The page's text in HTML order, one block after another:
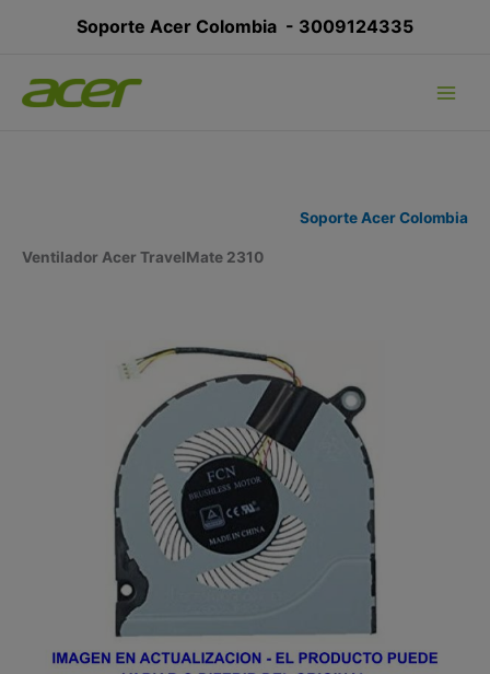
Soporte Acer Colombia - 3009124335
Soporte Acer Colombia
Ventilador Acer TravelMate 2310